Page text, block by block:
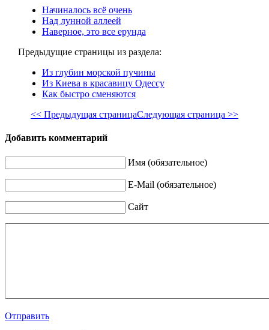
Начиналось всё очень
Над лунной аллеей
Наверное, это все ерунда
Предыдущие страницы из раздела:
Из глубин морской пучины
Из Киева в красавицу Одессу
Как быстро сменяются
<< Предыдущая страницаСледующая страница >>
Добавить комментарий
Имя (обязательное)
E-Mail (обязательное)
Сайт
Отправить